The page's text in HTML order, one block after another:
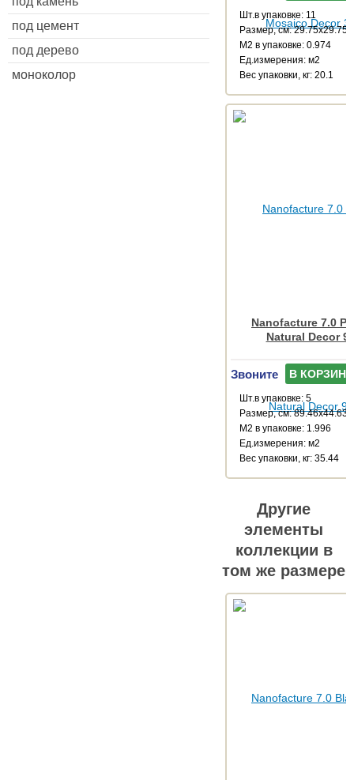
под цемент
под дерево
моноколор
Шт.в упаковке: 11
Размер, см: 29.75x29.75
М2 в упаковке: 0.974
Ед.измерения: м2
Веc упаковки, кг: 20.1
Nanofacture 7.0
Natural Decor
Звоните В КОРЗИНУ
Шт.в упаковке: 5
Размер, см: 89.46x44.63
М2 в упаковке: 1.996
Ед.измерения: м2
Веc упаковки, кг: 35.44
Другие
элементы
коллекции в
том же размере